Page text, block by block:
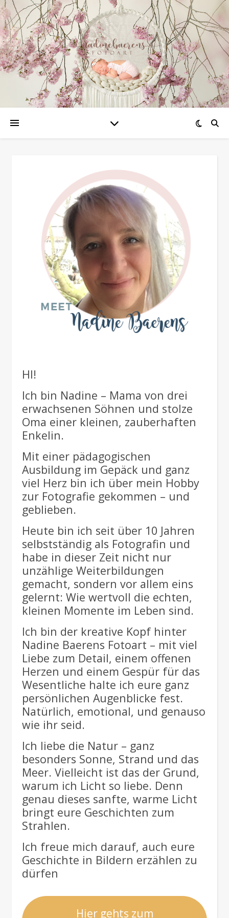
HI!
Ich bin Nadine – Mama von drei
erwachsenen Söhnen und stolze
Oma einer kleinen, zauberhaften
Enkelin.
Mit einer pädagogischen
Ausbildung im Gepäck und ganz
viel Herz bin ich über mein Hobby
zur Fotografie gekommen – und
geblieben.
Heute bin ich seit über 10 Jahren
selbstständig als Fotografin und
habe in dieser Zeit nicht nur
unzählige Weiterbildungen
gemacht, sondern vor allem eins
gelernt: Wie wertvoll die echten,
kleinen Momente im Leben sind.
Ich bin der kreative Kopf hinter
Nadine Baerens Fotoart – mit viel
Liebe zum Detail, einem offenen
Herzen und einem Gespür für das
Wesentliche halte ich eure ganz
persönlichen Augenblicke fest.
Natürlich, emotional, und genauso
wie ihr seid.
Ich liebe die Natur – ganz
besonders Sonne, Strand und das
Meer. Vielleicht ist das der Grund,
warum ich Licht so liebe. Denn
genau dieses sanfte, warme Licht
bringt eure Geschichten zum
Strahlen.
Ich freue mich darauf, auch eure
Geschichte in Bildern erzählen zu
dürfen
Hier gehts zum